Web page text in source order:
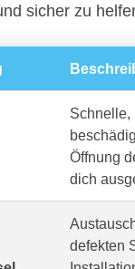
sicher zu
Schnelle,
Öffnung
dich
defekten